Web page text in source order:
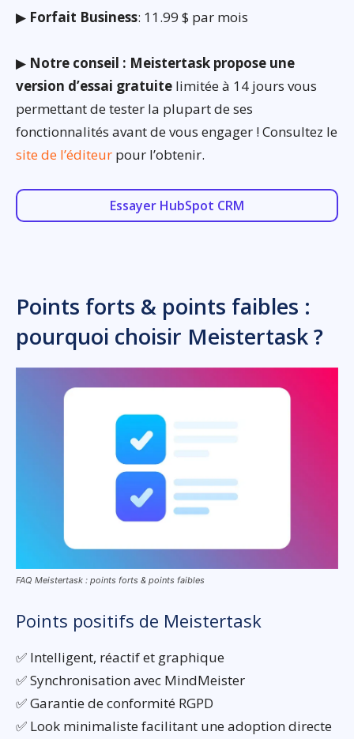
▶ Forfait Business: 11.99 $ par mois
▶ Notre conseil : Meistertask propose une
version d’essai gratuite limitée à 14 jours vous
permettant de tester la plupart de ses
fonctionnalités avant de vous engager ! Consultez le
site de l’éditeur pour l’obtenir.
Essayer HubSpot CRM
Points forts & points faibles :
pourquoi choisir Meistertask ?
FAQ Meistertask : points forts & points faibles
Points positifs de Meistertask
✅ Intelligent, réactif et graphique
✅ Synchronisation avec MindMeister
✅ Garantie de conformité RGPD
✅ Look minimaliste facilitant une adoption directe